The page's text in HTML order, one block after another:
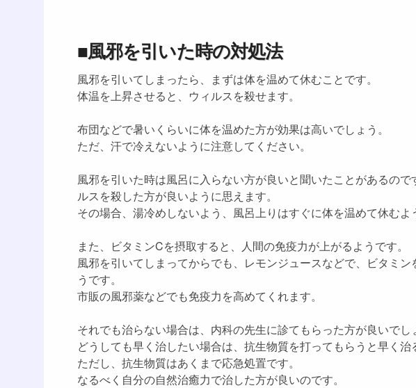
■風邪を引いた時の対処法
風邪を引いてしまったら、まずは体を温めて休むことです。
体温を上昇させると、ウィルスを殺せます。
布団などで暑いくらいに体を温めた方が効果は高いでしょう。
ただ、汗で冷えないように注意してください。
風邪を引いた時は風呂に入らない方が良いと聞いたことがあるの
ルスを殺した方が良いように思えます。
その場合、湯冷めしないよう、風呂上りはすぐに体を温めて休むよ
また、ビタミンCを摂取すると、人間の免疫力が上がるようです。
風邪を引いてしまってからでも、レモンジュースなどで、ビタミ
うです。
市販の風邪薬などでも免疫力を高めてくれます。
それでも治らない場合は、内科の先生に診てもらった方が良いでし
どうしても早く治したい場合は、抗生物質を打ってもらうと早く治
ただし、抗生物質はあくまで応急処置です。
なるべく自分の自然治癒力で治した方が良いのです。